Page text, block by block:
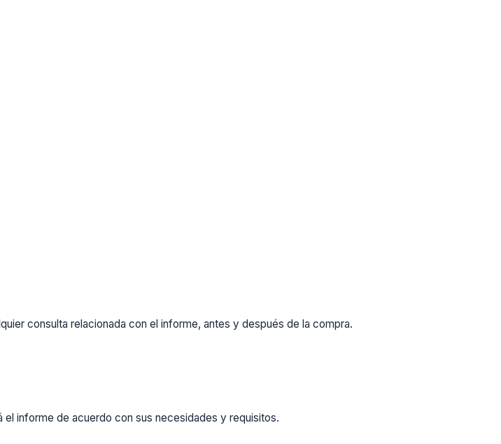
consulta relacionada con el informe, antes y después de la compra.
informe de acuerdo con sus necesidades y requisitos.